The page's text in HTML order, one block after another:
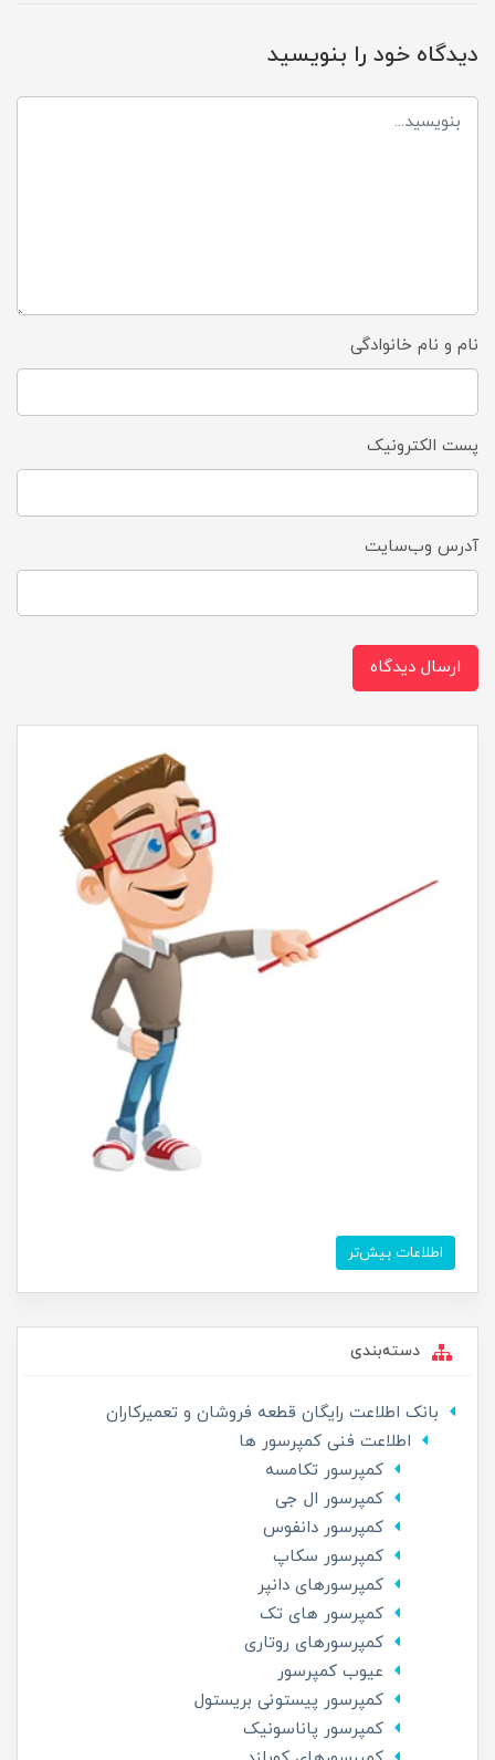
دیدگاه خود را بنویسید
نام و نام خانوادگی
پست الکترونیک
آدرس وب‌سایت
ارسال دیدگاه
اطلاعات بیش‌تر
دسته‌بندی
بانک اطلاعت رایگان قطعه فروشان و تعمیرکاران
اطلاعت فنی کمپرسور ها
کمپرسور تکامسه
کمپرسور ال جی
کمپرسور دانفوس
کمپرسور سکاپ
کمپرسورهای دانپر
کمپرسور های تک
کمپرسورهای روتاری
عیوب کمپرسور
کمپرسور پیستونی بریستول
کمپرسور پاناسونیک